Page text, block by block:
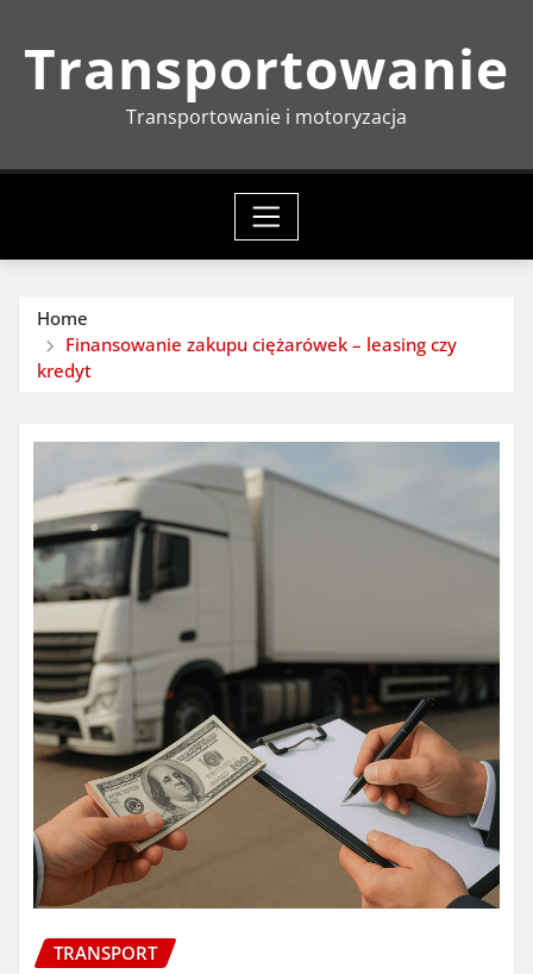
Transportowanie
Transportowanie i motoryzacja
Home
Finansowanie zakupu ciężarówek – leasing czy
kredyt
TRANSPORT